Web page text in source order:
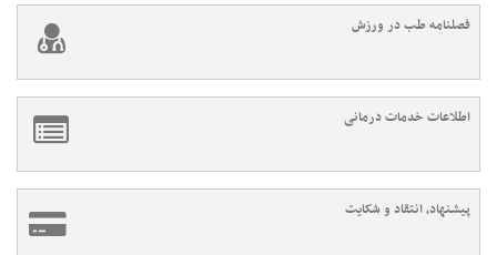
فصلنامه طب در ورزش
اطلاعات خدمات درمانی
پیشنهاد، انتقاد و شکایت